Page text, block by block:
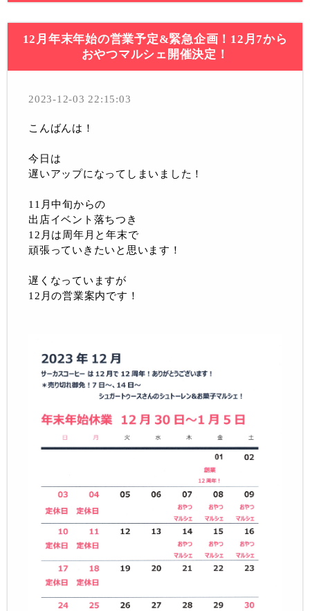
12月年末年始の営業予定&緊急企画！12月7から
おやつマルシェ開催決定！
2023-12-03 22:15:03
こんばんは！
今日は
遅いアップになってしまいました！
11月中旬からの
出店イベント落ちつき
12月は周年月と年末で
頑張っていきたいと思います！
遅くなっていますが
12月の営業案内です！